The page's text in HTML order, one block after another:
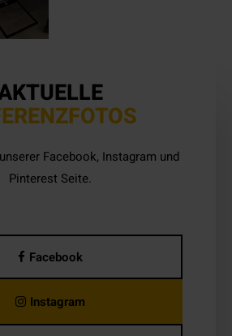
Facebook, Instagram und
Pinterest Seite.
Facebook
Instagram